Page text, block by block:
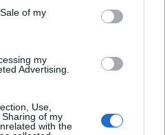
of my
my
Advertising.
Use,
of my
with the